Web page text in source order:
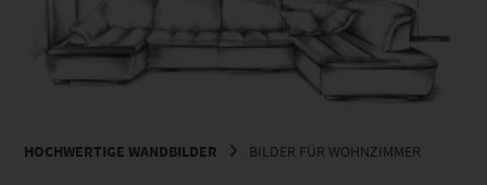
HOCHWERTIGE WANDBILDER BILDER FÜR WOHNZIMMER